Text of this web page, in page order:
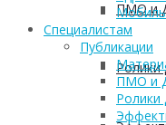
ПМО и
Ролики
Cпециалистам
Публикации
ПМО и
Ролики